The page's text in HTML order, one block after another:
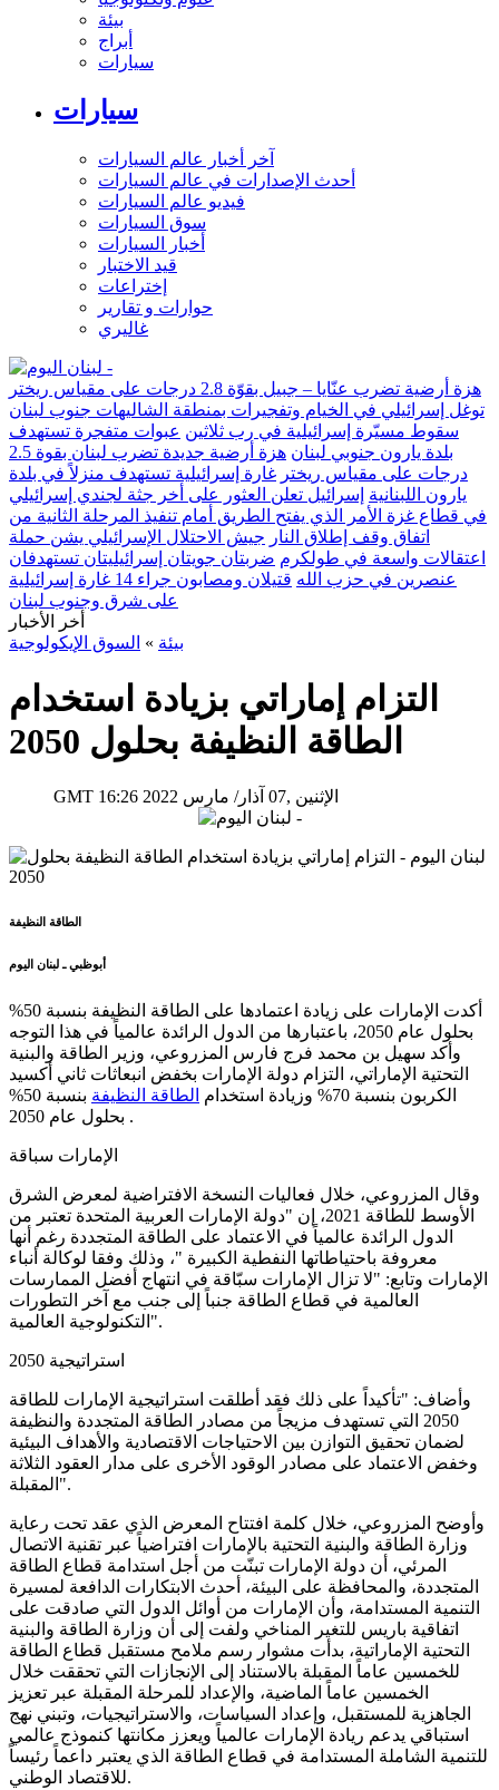
بيئة
أبراج
سيارات
سيارات
آخر أخبار عالم السيارات
أحدث الإصدارات في عالم السيارات
فيديو عالم السيارات
سوق السيارات
أخبار السيارات
قيد الاختبار
إختراعات
حوارات و تقارير
غاليري
هزة أرضية تضرب عنّايا – جبيل بقوّة 2.8 درجات على مقياس ريختر
توغل إسرائيلي في الخيام وتفجيرات بمنطقة الشاليهات جنوب لبنان
سقوط مسيّرة إسرائيلية في رب ثلاثين عبوات متفجرة تستهدف
بلدة يارون جنوبي لبنان
هزة أرضية جديدة تضرب لبنان بقوة 2.5
درجات على مقياس ريختر غارة إسرائيلية تستهدف منزلاً في بلدة
يارون اللبنانية إسرائيل تعلن العثور على أخر جثة لجندي إسرائيلي
في قطاع غزة الأمر الذي يفتح الطريق أمام تنفيذ المرحلة الثانية من
اتفاق وقف إطلاق النار جيش الاحتلال الإسرائيلي يشن حملة
اعتقالات واسعة في طولكرم ضربتان جويتان إسرائيليتان تستهدفان
عنصرين في حزب الله
قتيلان ومصابون جراء 14 غارة إسرائيلية
على شرق وجنوب لبنان
أخر الأخبار
بيئة » السوق الإيكولوجية
التزام إماراتي بزيادة استخدام
الطاقة النظيفة بحلول 2050
GMT 16:26 2022 الإثنين ,07 آذار/ مارس
الطاقة النظيفة
أبوظبي ـ لبنان اليوم
أكدت الإمارات على زيادة اعتمادها على الطاقة النظيفة بنسبة 50%
بحلول عام 2050، باعتبارها من الدول الرائدة عالمياً في هذا التوجه
وأكد سهيل بن محمد فرج فارس المزروعي، وزير الطاقة والبنية
التحتية الإماراتي، التزام دولة الإمارات بخفض انبعاثات ثاني أكسيد
الكربون بنسبة 70% وزيادة استخدام
الطاقة النظيفة
بنسبة 50%
بحلول عام 2050 .
الإمارات سباقة
وقال المزروعي، خلال فعاليات النسخة الافتراضية لمعرض الشرق
الأوسط للطاقة 2021، إن "دولة الإمارات العربية المتحدة تعتبر من
الدول الرائدة عالمياً في الاعتماد على الطاقة المتجددة رغم أنها
معروفة باحتياطاتها النفطية الكبيرة "، وذلك وفقا لوكالة أنباء
الإمارات وتابع: "لا تزال الإمارات سبّاقة في انتهاج أفضل الممارسات
العالمية في قطاع الطاقة جنباً إلى جنب مع آخر التطورات
التكنولوجية العالمية".
استراتيجية 2050
وأضاف: "تأكيداً على ذلك فقد أطلقت استراتيجية الإمارات للطاقة
2050 التي تستهدف مزيجاً من مصادر الطاقة المتجددة والنظيفة
لضمان تحقيق التوازن بين الاحتياجات الاقتصادية والأهداف البيئية
وخفض الاعتماد على مصادر الوقود الأخرى على مدار العقود الثلاثة
المقبلة".
وأوضح المزروعي، خلال كلمة افتتاح المعرض الذي عقد تحت رعاية
وزارة الطاقة والبنية التحتية بالإمارات افتراضياً عبر تقنية الاتصال
المرئي، أن دولة الإمارات تبنّت من أجل استدامة قطاع الطاقة
المتجددة، والمحافظة على البيئة، أحدث الابتكارات الدافعة لمسيرة
التنمية المستدامة، وأن الإمارات من أوائل الدول التي صادقت على
اتفاقية باريس للتغير المناخي ولفت إلى أن وزارة الطاقة والبنية
التحتية الإماراتية، بدأت مشوار رسم ملامح مستقبل قطاع الطاقة
للخمسين عاماً المقبلة بالاستناد إلى الإنجازات التي تحققت خلال
الخمسين عاماً الماضية، والإعداد للمرحلة المقبلة عبر تعزيز
الجاهزية للمستقبل، وإعداد السياسات، والاستراتيجيات، وتبني نهج
استباقي يدعم ريادة الإمارات عالمياً ويعزز مكانتها كنموذج عالمي
للتنمية الشاملة المستدامة في قطاع الطاقة الذي يعتبر داعماً رئيساً
للاقتصاد الوطني.